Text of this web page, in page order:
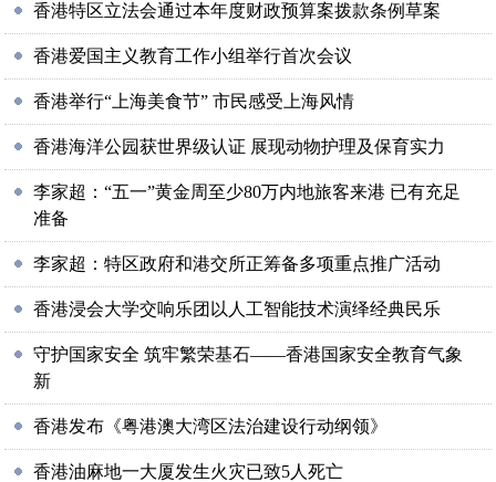
香港特区立法会通过本年度财政预算案拨款条例草案
香港爱国主义教育工作小组举行首次会议
香港举行“上海美食节” 市民感受上海风情
香港海洋公园获世界级认证 展现动物护理及保育实力
李家超：“五一”黄金周至少80万内地旅客来港 已有充足
准备
李家超：特区政府和港交所正筹备多项重点推广活动
香港浸会大学交响乐团以人工智能技术演绎经典民乐
守护国家安全 筑牢繁荣基石——香港国家安全教育气象
新
香港发布《粤港澳大湾区法治建设行动纲领》
香港油麻地一大厦发生火灾已致5人死亡